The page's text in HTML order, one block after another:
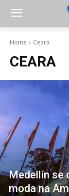
Home Ceara
CEARA
Medellín se
moda na